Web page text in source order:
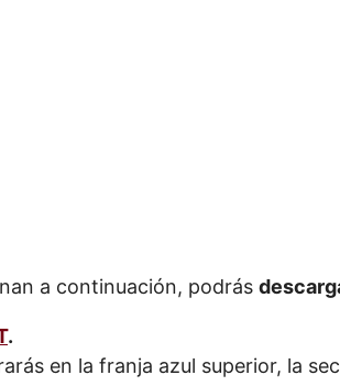
a continuación, podrás
.
en la franja azul superior, la